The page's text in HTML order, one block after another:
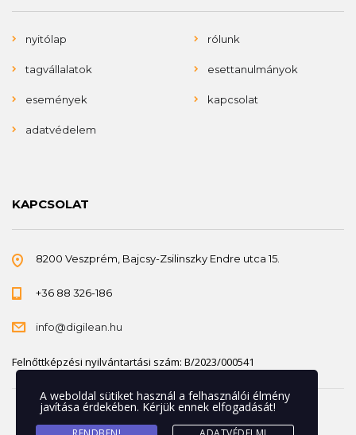
nyitólap rólunk
tagvállalatok esettanulmányok
események kapcsolat
adatvédelem
KAPCSOLAT
8200 Veszprém, Bajcsy-Zsilinszky Endre utca 15.
+36 88 326-186
info@digilean.hu
Felnőttképzési nyilvántartási szám: B/2023/000541
A weboldal sütiket használ a felhasználói élmény
javítása érdekében. Kérjük ennek elfogadását!